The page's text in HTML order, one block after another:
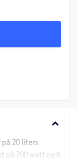
keyboard_arrow_down
på 20 liters
på 700 watt og 6